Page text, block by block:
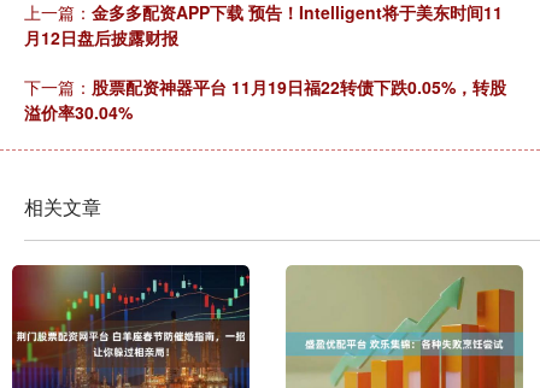
上一篇： 金多多配资APP下载 预告！Intelligent将于美东时间11
月12日盘后披露财报
下一篇： 股票配资神器平台 11月19日福22转债下跌0.05%，转股
溢价率30.04%
相关文章